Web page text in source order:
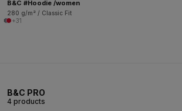
B&C #Hoodie /women
280 g/m² / Classic Fit
+31
B&C PRO
4 products